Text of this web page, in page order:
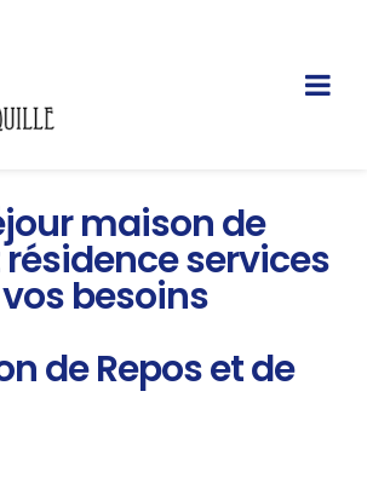
maison de
services
besoins
de Repos et de